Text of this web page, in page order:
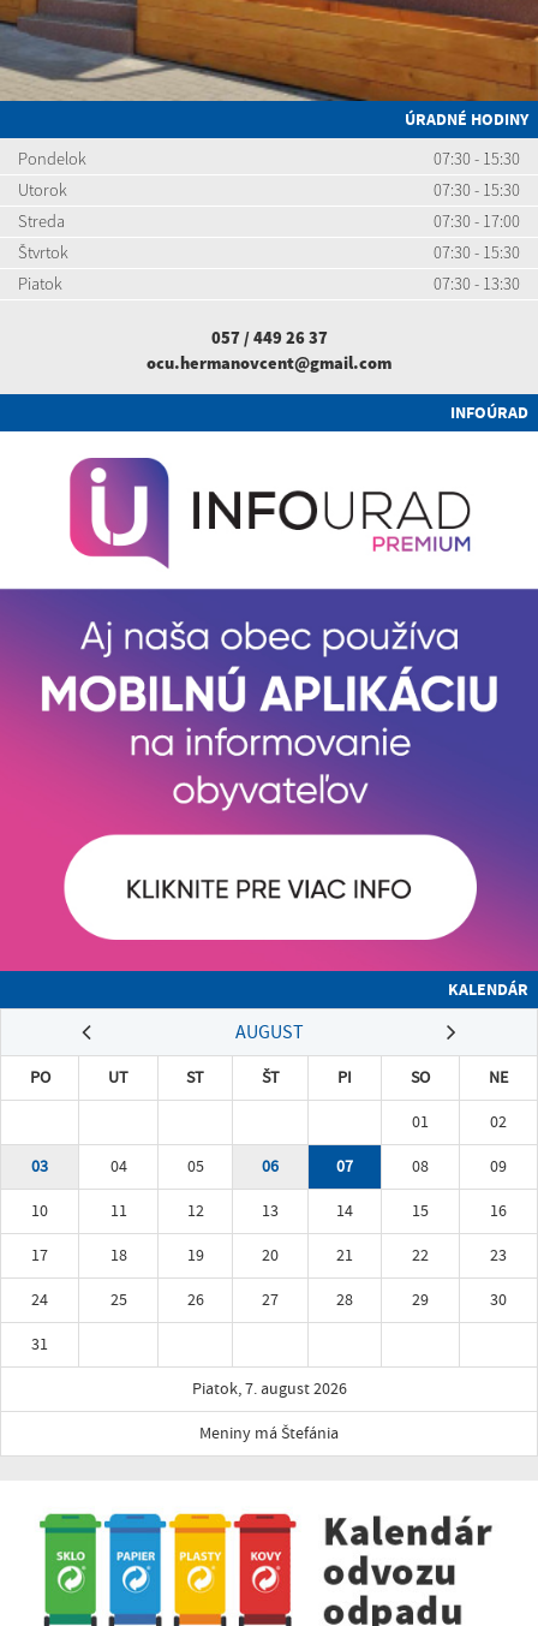
ÚRADNÉ HODINY
Pondelok
07:30 - 15:30
Utorok
07:30 - 15:30
Streda
07:30 - 17:00
Štvrtok
07:30 - 15:30
Piatok
07:30 - 13:30
057 / 449 26 37
ocu.hermanovcent@gmail.com
INFOÚRAD
KALENDÁR
AUGUST
PO UT ST ŠT PI SO
NE
01
02
03
04 05 06 07 08
09
10
11 12 13 14 15
16
17
18 19 20 21 22
23
24
25 26 27 28 29
30
31
Piatok, 7. august 2026
Meniny má Štefánia